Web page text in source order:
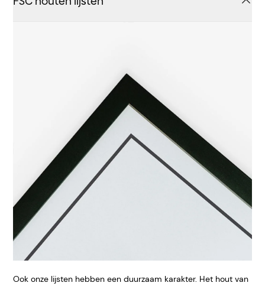
Ook onze lijsten hebben een duurzaam karakter. Het hout van